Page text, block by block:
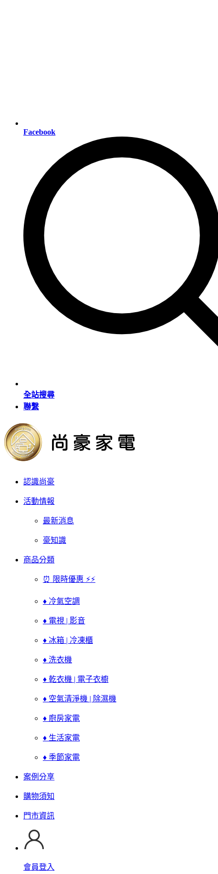
Facebook
全站搜尋
聯繫
認識尚豪
活動情報
最新消息
豪知識
商品分類
⏰ 限時優惠 ⚡⚡
♦ 冷氣空調
♦ 電視 | 影音
♦ 冰箱 | 冷凍櫃
♦ 洗衣機
♦ 乾衣機 | 電子衣櫥
♦ 空氣清淨機 | 除濕機
♦ 廚房家電
♦ 生活家電
♦ 季節家電
案例分享
購物須知
門市資訊
會員登入